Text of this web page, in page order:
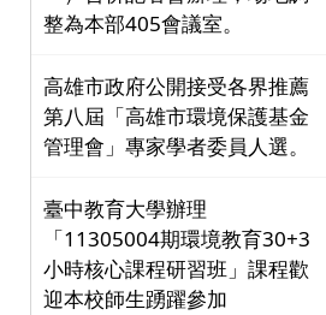
整為本部405會議室。
高雄市政府公開接受各界推薦
第八屆「高雄市環境保護基金
管理會」專家學者委員人選。
臺中教育大學辦理
「11305004期環境教育30+3
小時核心課程研習班」課程歡
迎本校師生踴躍參加